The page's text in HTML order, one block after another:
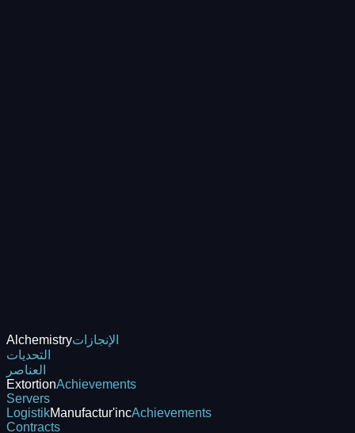
Alchemistryالإنجازات
التحديات
العناصر
ExtortionAchievements
Servers
LogistikManufactur'incAchievements
Contracts